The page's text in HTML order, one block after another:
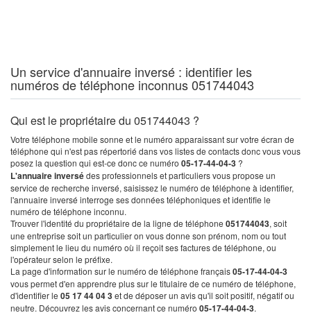
Un service d'annuaire inversé : identifier les
numéros de téléphone inconnus 051744043
Qui est le propriétaire du 051744043 ?
Votre téléphone mobile sonne et le numéro apparaissant sur votre écran de
téléphone qui n'est pas répertorié dans vos listes de contacts donc vous vous
posez la question qui est-ce donc ce numéro 05-17-44-04-3 ?
L'annuaire inversédes professionnels et particuliers vous propose un
service de recherche inversé, saisissez le numéro de téléphone à identifier,
l'annuaire inversé interroge ses données téléphoniques et identifie le
numéro de téléphone inconnu.
Trouver l'identité du propriétaire de la ligne de téléphone 051744043, soit
une entreprise soit un particulier on vous donne son prénom, nom ou tout
simplement le lieu du numéro où il reçoit ses factures de téléphone, ou
l'opérateur selon le préfixe.
La page d'information sur le numéro de téléphone français05-17-44-04-3
vous permet d'en apprendre plus sur le titulaire de ce numéro de téléphone,
d'identifier le 05 17 44 04 3et de déposer un avis qu'il soit positif, négatif ou
neutre. Découvrez les avis concernant ce numéro 05-17-44-04-3.